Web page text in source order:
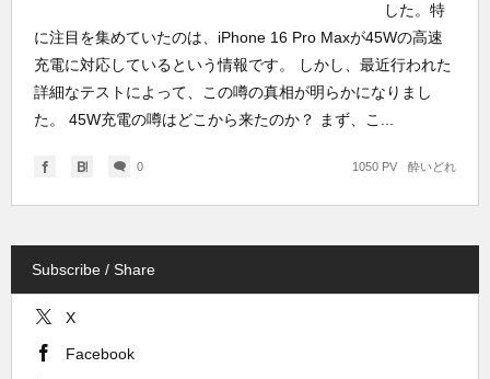
した。特
に注目を集めていたのは、iPhone 16 Pro Maxが45Wの高速
充電に対応しているという情報です。 しかし、最近行われた
詳細なテストによって、この噂の真相が明らかになりまし
た。 45W充電の噂はどこから来たのか？ まず、こ...
0 酔いどれ
1050 PV
Subscribe / Share
X
Facebook